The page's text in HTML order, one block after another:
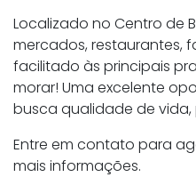
Localizado no Centro de
mercados, restaurantes,
facilitado às principais
morar! Uma excelente
busca qualidade de
Entre em contato para
mais informações.